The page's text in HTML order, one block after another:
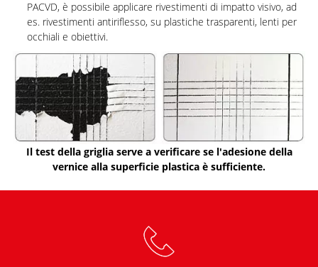
PACVD, è possibile applicare rivestimenti di impatto visivo, ad
es. rivestimenti antiriflesso, su plastiche trasparenti, lenti per
occhiali e obiettivi.
Il test della griglia serve a verificare se l'adesione della
vernice alla superficie plastica è sufficiente.